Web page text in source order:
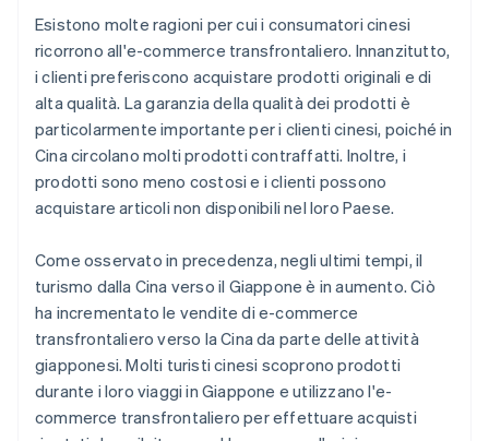
Esistono molte ragioni per cui i consumatori cinesi
ricorrono all'e-commerce transfrontaliero. Innanzitutto,
i clienti preferiscono acquistare prodotti originali e di
alta qualità. La garanzia della qualità dei prodotti è
particolarmente importante per i clienti cinesi, poiché in
Cina circolano molti prodotti contraffatti. Inoltre, i
prodotti sono meno costosi e i clienti possono
acquistare articoli non disponibili nel loro Paese.
Come osservato in precedenza, negli ultimi tempi, il
turismo dalla Cina verso il Giappone è in aumento. Ciò
ha incrementato le vendite di e-commerce
transfrontaliero verso la Cina da parte delle attività
giapponesi. Molti turisti cinesi scoprono prodotti
durante i loro viaggi in Giappone e utilizzano l'e-
commerce transfrontaliero per effettuare acquisti